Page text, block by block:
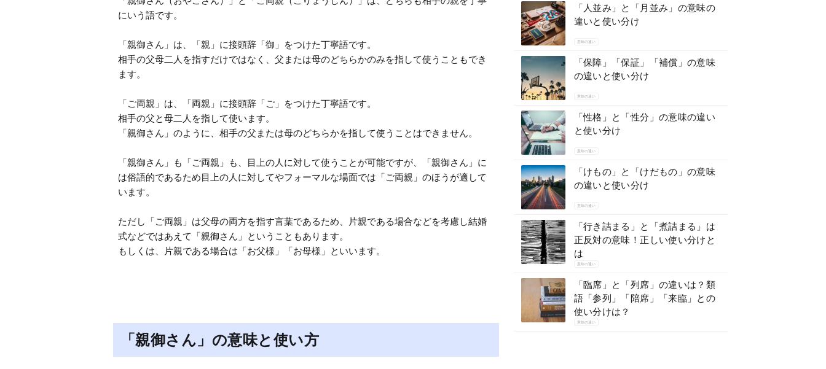
にいう語です。
「親御さん」は、「親」に接頭辞「御」をつけた丁寧語です。
相手の父母二人を指すだけではなく、父または母のどちらかのみを指して使うこともでき
ます。
「ご両親」は、「両親」に接頭辞「ご」をつけた丁寧語です。
相手の父と母二人を指して使います。
「親御さん」のように、相手の父または母のどちらかを指して使うことはできません。
「親御さん」も「ご両親」も、目上の人に対して使うことが可能ですが、「親御さん」に
は俗語的であるため目上の人に対してやフォーマルな場面では「ご両親」のほうが適して
います。
ただし「ご両親」は父母の両方を指す言葉であるため、片親である場合などを考慮し結婚
式などではあえて「親御さん」ということもあります。
もしくは、片親である場合は「お父様」「お母様」といいます。
「親御さん」の意味と使い方
「人並み」と「月並み」の意味の
違いと使い分け
意味の違い
「保障」「保証」「補償」の意味
の違いと使い分け
意味の違い
「性格」と「性分」の意味の違い
と使い分け
意味の違い
「けもの」と「けだもの」の意味
の違いと使い分け
意味の違い
「行き詰まる」と「煮詰まる」は
正反対の意味！正しい使い分けと
は
意味の違い
「臨席」と「列席」の違いは？類
語「参列」「陪席」「来臨」との
使い分けは？
意味の違い